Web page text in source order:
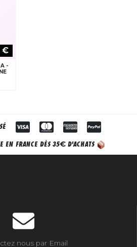
€
-
EN FRANCE DÈS 35€ D'ACHATS
nous par Email